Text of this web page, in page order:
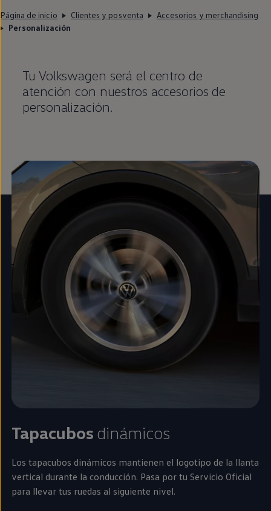
Página de inicio Clientes y posventa
Accesorios y merchandising
Personalización
Tu Volkswagen será el centro de
atención con nuestros accesorios de
personalización.
Tapacubos dinámicos
Los tapacubos dinámicos mantienen el logotipo de la llanta
vertical durante la conducción. Pasa por tu Servicio Oficial
para llevar tus ruedas al siguiente nivel.